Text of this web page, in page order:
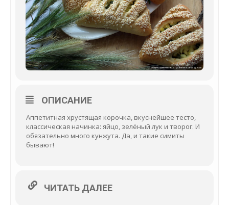
ОПИСАНИЕ
Аппетитная хрустящая корочка, вкуснейшее тесто,
классическая начинка: яйцо, зелёный лук и творог. И
обязательно много кунжута. Да, и такие симиты
бывают!
ЧИТАТЬ ДАЛЕЕ